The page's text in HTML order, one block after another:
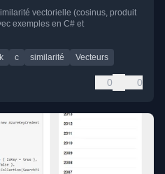
vectorielle (cosinus, produit
exemples en C# et
c similarité Vecteurs
0 0